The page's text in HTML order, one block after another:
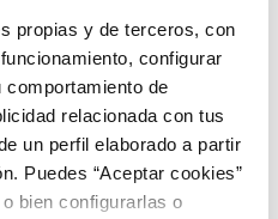
propias y de terceros, con
configurar
de
relacionada con tus
un perfil elaborado a partir
Puedes “Aceptar cookies”
bien configurarlas o
500 ml 1,49 €